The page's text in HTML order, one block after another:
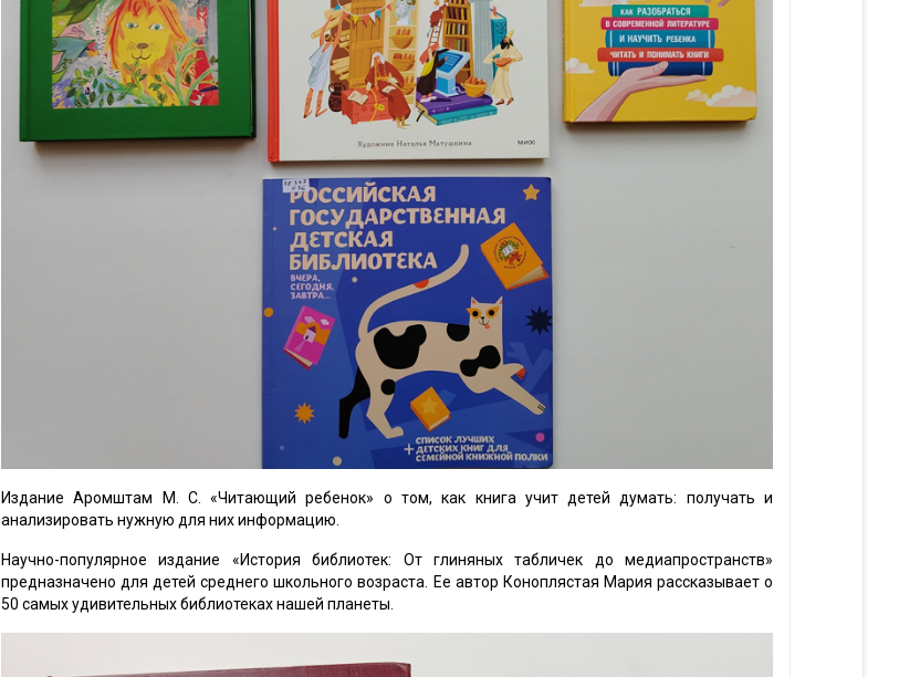
Издание Аромштам М. С. «Читающий ребенок» о том, как книга учит детей думать: получать и
анализировать нужную для них информацию.
Научно-популярное издание «История библиотек: От глиняных табличек до медиапространств»
предназначено для детей среднего школьного возраста. Ее автор Коноплястая Мария рассказывает о
50 самых удивительных библиотеках нашей планеты.